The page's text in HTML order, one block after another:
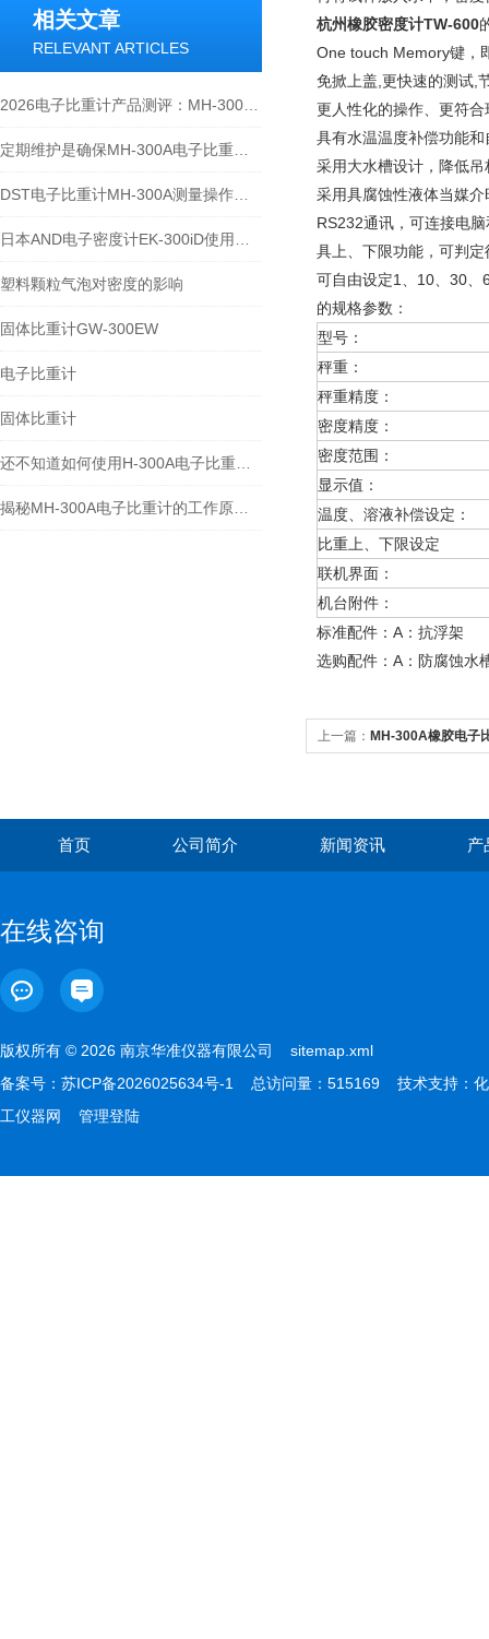
相关文章
RELEVANT ARTICLES
塑料颗粒气泡对密度的影响
固体比重计GW-300EW
电子比重计
固体比重计
杭州橡胶密度计TW-600
One touch Memory键，
免掀上盖,更快速的测试,
更人性化的操作、更符
具有水温温度补偿功能
采用大水槽设计，降低
采用具腐蚀性液体当媒
RS232通讯，可连接电
具上、下限功能，可判
可自由设定1、10、30、
的规格参数：
型号：
秤重：
秤重精度：
密度精度：
密度范围：
显示值：
温度、溶液补偿设定：
比重上、下限设定
联机界面：
机台附件：
标准配件：A：抗浮
选购配件：A：防腐
上一篇： MH-300A橡胶电子
首页 公司简介 新闻资讯 产
在线咨询
版权所有 © 2026 南京华准仪器有限公司 sitemap.xml
备案号： 苏ICP备2026025634号-1 总访问量：515169 技术支持： 化
工仪器网
管理登陆